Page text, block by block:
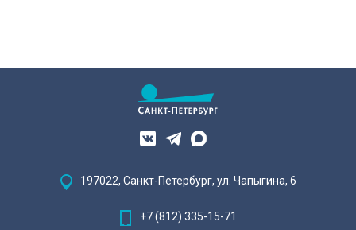
197022, Санкт-Петербург, ул. Чапыгина, 6
+7 (812) 335-15-71